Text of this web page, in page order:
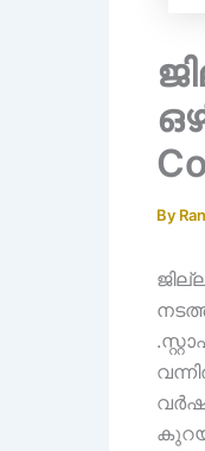
By